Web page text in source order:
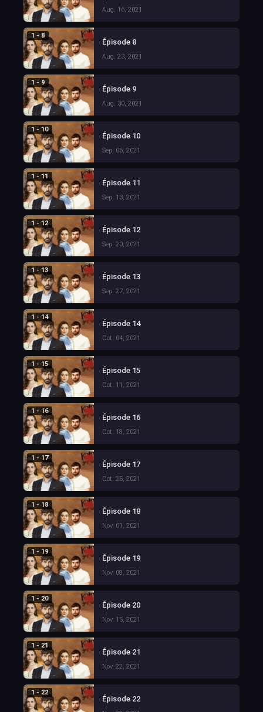
Aug. 16, 2021
1 - 8
Épisode 8
Aug. 23, 2021
1 - 9
Épisode 9
Aug. 30, 2021
1 - 10
Épisode 10
Sep. 06, 2021
1 - 11
Épisode 11
Sep. 13, 2021
1 - 12
Épisode 12
Sep. 20, 2021
1 - 13
Épisode 13
Sep. 27, 2021
1 - 14
Épisode 14
Oct. 04, 2021
1 - 15
Épisode 15
Oct. 11, 2021
1 - 16
Épisode 16
Oct. 18, 2021
1 - 17
Épisode 17
Oct. 25, 2021
1 - 18
Épisode 18
Nov. 01, 2021
1 - 19
Épisode 19
Nov. 08, 2021
1 - 20
Épisode 20
Nov. 15, 2021
1 - 21
Épisode 21
Nov. 22, 2021
1 - 22
Épisode 22